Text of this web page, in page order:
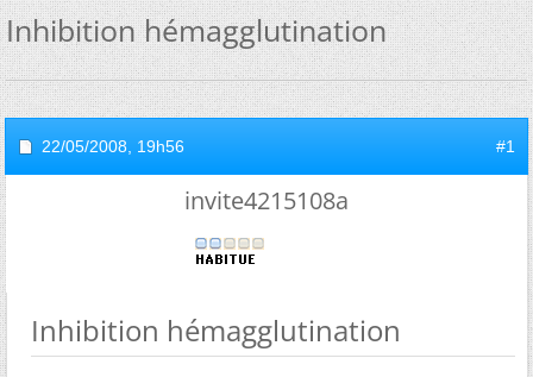
Inhibition hémagglutination
22/05/2008, 19h56 #1
invite4215108a
Inhibition hémagglutination